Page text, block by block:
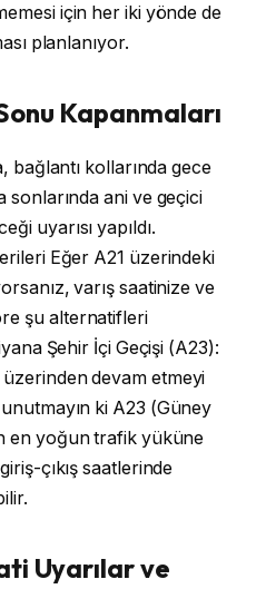
için her iki yönde de
planlanıyor.
Kapanmaları
bağlantı kollarında gece
sonlarında ani ve geçici
uyarısı yapıldı.
Eğer A21 üzerindeki
varış saatinize ve
şu alternatifleri
Şehir İçi Geçişi (A23):
devam etmeyi
ki A23 (Güney
en yoğun trafik yüküne
çıkış saatlerinde
Uyarılar ve